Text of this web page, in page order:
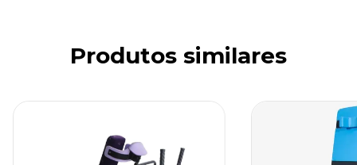
Produtos similares